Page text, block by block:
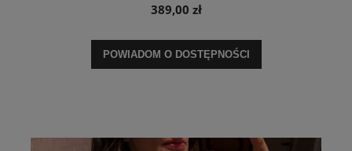
389,00 zł
POWIADOM O DOSTĘPNOŚCI